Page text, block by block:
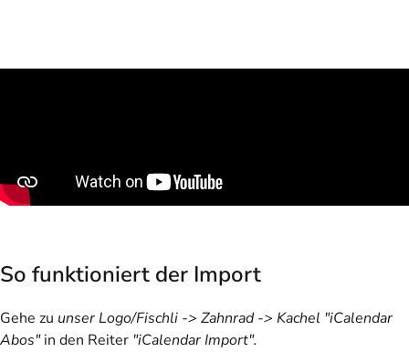
So funktioniert der Import
Gehe zu unser Logo/Fischli -> Zahnrad -> Kachel "iCalendar
Abos"in den Reiter "iCalendar Import".